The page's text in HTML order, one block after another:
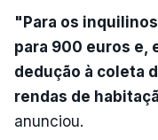
"Para os
para 900 euros e,
dedução à coleta
rendas de
anunciou.